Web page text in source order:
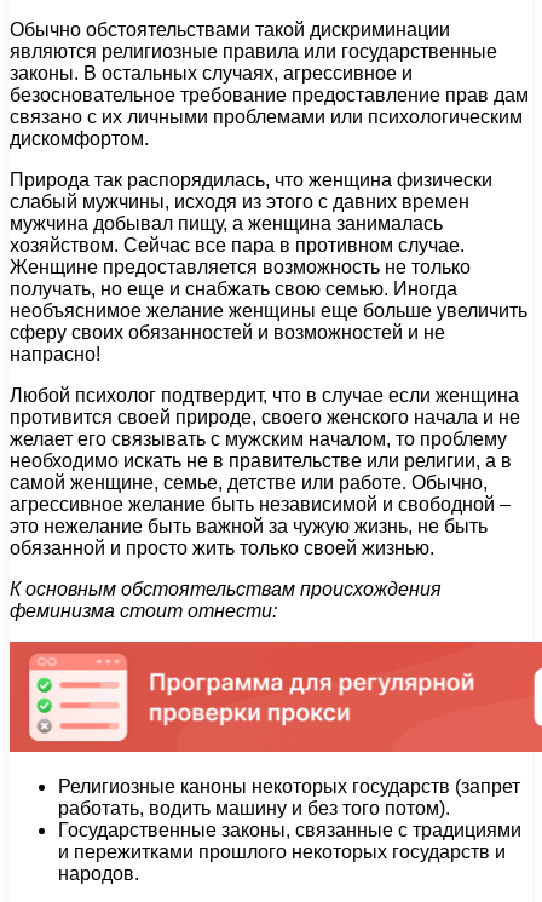
Обычно обстоятельствами такой дискриминации
являются религиозные правила или государственные
законы. В остальных случаях, агрессивное и
безосновательное требование предоставление прав дам
связано с их личными проблемами или психологическим
дискомфортом.
Природа так распорядилась, что женщина физически
слабый мужчины, исходя из этого с давних времен
мужчина добывал пищу, а женщина занималась
хозяйством. Сейчас все пара в противном случае.
Женщине предоставляется возможность не только
получать, но еще и снабжать свою семью. Иногда
необъяснимое желание женщины еще больше увеличить
сферу своих обязанностей и возможностей и не
напрасно!
Любой психолог подтвердит, что в случае если женщина
противится своей природе, своего женского начала и не
желает его связывать с мужским началом, то проблему
необходимо искать не в правительстве или религии, а в
самой женщине, семье, детстве или работе. Обычно,
агрессивное желание быть независимой и свободной –
это нежелание быть важной за чужую жизнь, не быть
обязанной и просто жить только своей жизнью.
К основным обстоятельствам происхождения
феминизма стоит отнести:
Религиозные каноны некоторых государств (запрет
работать, водить машину и без того потом).
Государственные законы, связанные с традициями
и пережитками прошлого некоторых государств и
народов.